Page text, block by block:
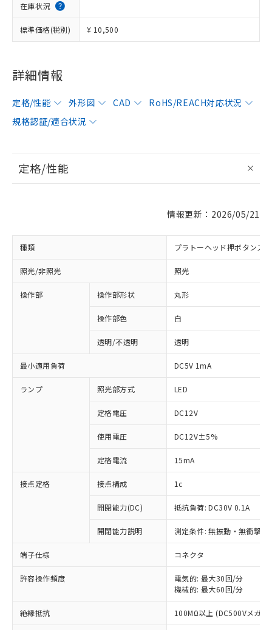
在庫状況
標準価格(税別) ¥ 10,500
詳細情報
定格/性能 外形図 CAD
RoHS/REACH対応状況
規格認証/適合状況
定格/性能
情報更新：2026/05/21
種類 プラトーヘッド押ボタンス
照光/非照光 照光
操作部 操作部形状 丸形
操作部色 白
透明/不透明 透明
最小適用負荷 DC5V 1mA
ランプ 照光部方式 LED
定格電圧 DC12V
使用電圧 DC12V±5%
定格電流 15mA
接点定格 接点構成 1c
開閉能力(DC) 抵抗負荷: DC30V 0.1A
開閉能力説明 測定条件: 無振動・無衝撃
端子仕様 コネクタ
許容操作頻度
電気的: 最大30回/分
機械的: 最大60回/分
絶縁抵抗 100MΩ以上 (DC500Vメガ)
ご利用条件
対応済み：EU RoHS指令（10物質）の
非含有に対応した製品が提供可能な商品で
対応予定：EU RoHS指令（10物質）の非含
有に対応した製品に切り替える予定のある